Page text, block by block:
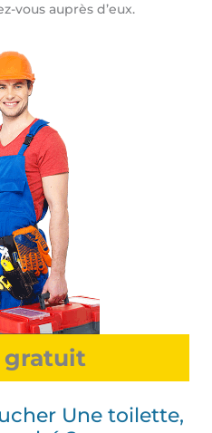
vous auprès d’eux.
Une toilette,
gratuit